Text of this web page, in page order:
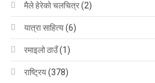
मैले हेरेको चलचित्र(2)
यात्रा साहित्य(6)
रमाइलो ठाउँ(1)
राष्ट्रिय(378)